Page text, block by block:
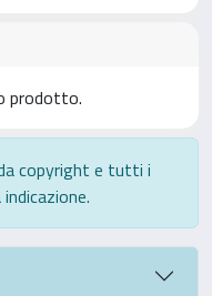
prodotto.
copyright e tutti i